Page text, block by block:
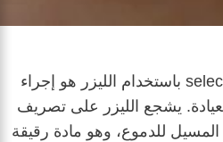
selective laser trabeculoplasty باستخدام الليزر هو إجراء
يشجع الليزر على تصريف
للدموع، وهو مادة رقيقة